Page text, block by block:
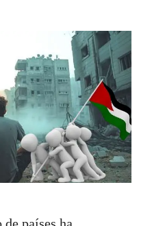
países ha